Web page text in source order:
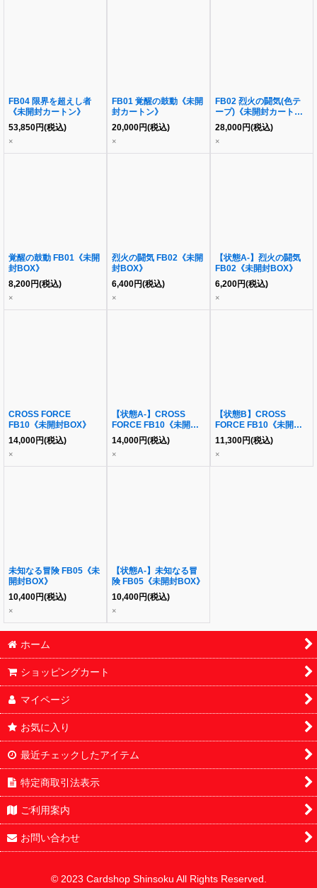
FB04 限界を超えし者
《未開封カートン》
53,850円(税込)
×
FB01 覚醒の鼓動《未開
封カートン》
20,000円(税込)
×
FB02 烈火の闘気(色テ
ープ)《未開封カート
ン》
28,000円(税込)
×
覚醒の鼓動 FB01《未開
封BOX》
8,200円(税込)
×
烈火の闘気 FB02《未開
封BOX》
6,400円(税込)
×
【状態A-】烈火の闘気
FB02《未開封BOX》
6,200円(税込)
×
CROSS FORCE
FB10《未開封BOX》
14,000円(税込)
×
【状態A-】CROSS
FORCE FB10《未開封
BOX》
14,000円(税込)
×
【状態B】CROSS
FORCE FB10《未開封
BOX》
11,300円(税込)
×
未知なる冒険 FB05《未
開封BOX》
10,400円(税込)
×
【状態A-】未知なる冒
険 FB05《未開封BOX》
10,400円(税込)
×
ホーム
ショッピングカート
マイページ
お気に入り
最近チェックしたアイテム
特定商取引法表示
ご利用案内
お問い合わせ
© 2023 Cardshop Shinsoku All Rights Reserved.